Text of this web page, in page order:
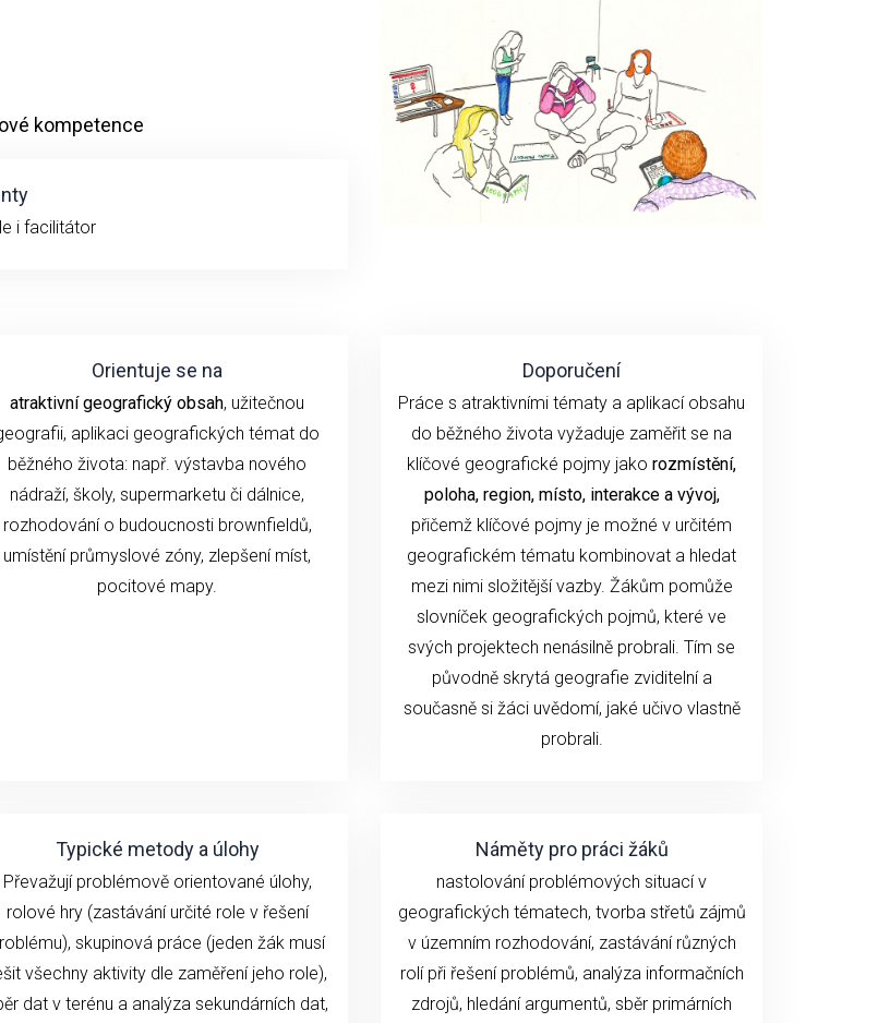
kompetence
i facilitátor
Orientuje se na
atraktivní geografický obsah, užitečnou
aplikaci geografických témat do
běžného života: např. výstavba nového
nádraží, školy, supermarketu či dálnice,
rozhodování o budoucnosti brownfieldů,
umístění průmyslové zóny, zlepšení míst,
pocitové mapy.
Doporučení
Práce s atraktivními tématy a aplikací obsahu
do běžného života vyžaduje zaměřit se na
klíčové geografické pojmy jako rozmístění,
poloha, region, místo, interakce a vývoj,
přičemž klíčové pojmy je možné v určitém
geografickém tématu kombinovat a hledat
mezi nimi složitější vazby. Žákům pomůže
slovníček geografických pojmů, které ve
svých projektech nenásilně probrali. Tím se
původně skrytá geografie zviditelní a
současně si žáci uvědomí, jaké učivo vlastně
probrali.
Typické metody a úlohy
Převažují problémově orientované úlohy,
rolové hry (zastávání určité role v řešení
skupinová práce (jeden žák musí
všechny aktivity dle zaměření jeho role),
dat v terénu a analýza sekundárních dat,
Náměty pro práci žáků
nastolování problémových situací v
geografických tématech, tvorba střetů zájmů
v územním rozhodování, zastávání různých
rolí při řešení problémů, analýza informačních
zdrojů, hledání argumentů, sběr primárních